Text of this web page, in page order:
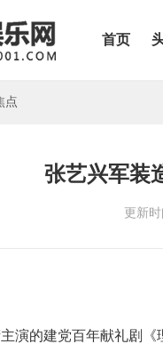
首页
点
张艺兴军装
更新
演的建党百年献礼剧